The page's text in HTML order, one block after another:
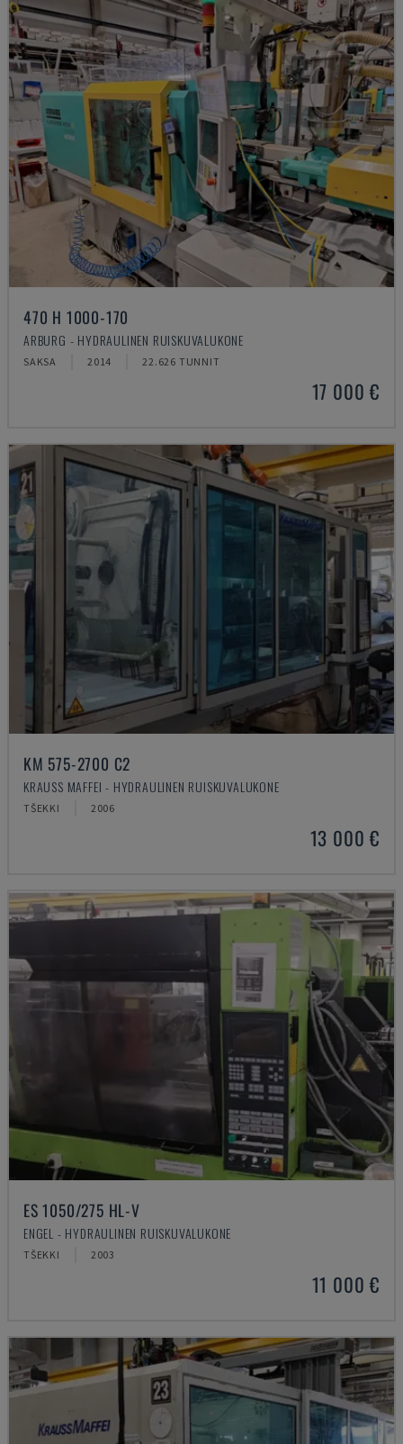
470 H 1000-170
ARBURG - HYDRAULINEN RUISKUVALUKONE
SAKSA 2014 22.626 TUNNIT
17 000 €
KM 575-2700 C2
KRAUSS MAFFEI - HYDRAULINEN RUISKUVALUKONE
TŠEKKI 2006
13 000 €
ES 1050/275 HL-V
ENGEL - HYDRAULINEN RUISKUVALUKONE
TŠEKKI 2003
11 000 €